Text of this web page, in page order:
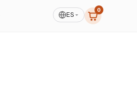
ES
0